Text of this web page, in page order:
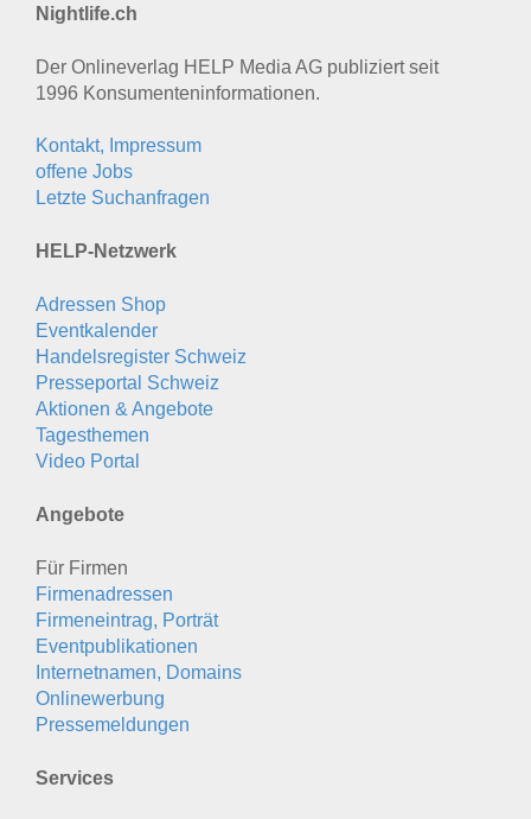
Nightlife.ch
Der Onlineverlag HELP Media AG publiziert seit
1996 Konsumenten­informationen.
Kontakt, Impressum
offene Jobs
Letzte Suchanfragen
HELP-Netzwerk
Adressen Shop
Eventkalender
Handelsregister Schweiz
Presseportal Schweiz
Aktionen & Angebote
Tagesthemen
Video Portal
Angebote
Für Firmen
Firmenadressen
Firmeneintrag, Porträt
Eventpublikationen
Internetnamen, Domains
Onlinewerbung
Pressemeldungen
Services